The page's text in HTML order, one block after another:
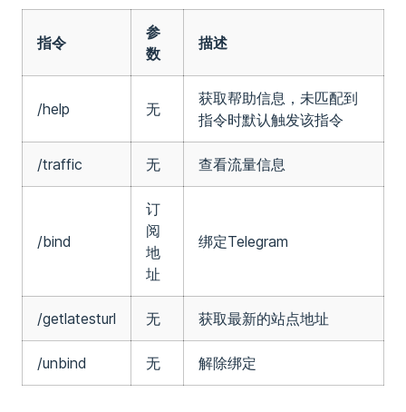
指令
参
数
描述
/help 无
获取帮助信息，未匹配到
指令时默认触发该指令
/traffic 无 查看流量信息
/bind
订
阅
地
址
绑定Telegram
/getlatesturl 无 获取最新的站点地址
/unbind 无 解除绑定